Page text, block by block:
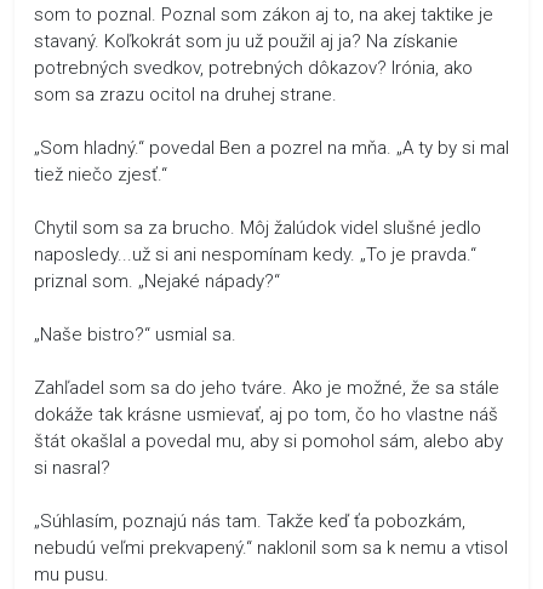
som to poznal. Poznal som zákon aj to, na akej taktike je
stavaný. Koľkokrát som ju už použil aj ja? Na získanie
potrebných svedkov, potrebných dôkazov? Irónia, ako
som sa zrazu ocitol na druhej strane.
„Som hladný.“ povedal Ben a pozrel na mňa. „A ty by si mal
tiež niečo zjesť.“
Chytil som sa za brucho. Môj žalúdok videl slušné jedlo
naposledy...už si ani nespomínam kedy. „To je pravda.“
priznal som. „Nejaké nápady?“
„Naše bistro?“ usmial sa.
Zahľadel som sa do jeho tváre. Ako je možné, že sa stále
dokáže tak krásne usmievať, aj po tom, čo ho vlastne náš
štát okašlal a povedal mu, aby si pomohol sám, alebo aby
si nasral?
„Súhlasím, poznajú nás tam. Takže keď ťa pobozkám,
nebudú veľmi prekvapený.“ naklonil som sa k nemu a vtisol
mu pusu.